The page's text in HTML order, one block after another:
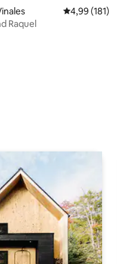
4,99 (181)
Raquel